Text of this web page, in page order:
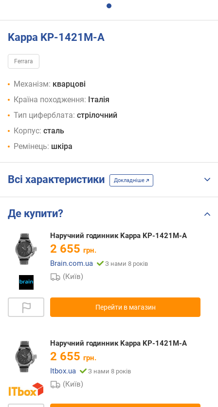
Kappa KP-1421M-A
Ferrara
Механізм: кварцові
Країна походження: Італія
Тип циферблата: стрілочний
Корпус: сталь
Ремінець: шкіра
Всі характеристики Докладніше
Де купити?
Наручний годинник Kappa KP-1421M-A
2 655 грн.
Brain.com.ua
З нами 8 років
(Київ)
Перейти в магазин
Наручний годинник Kappa KP-1421M-A
2 655 грн.
Itbox.ua
З нами 8 років
(Київ)